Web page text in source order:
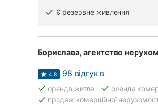
Чернігів
Черкаси
Чернівці
done Є резервне живлення
Борислава, агентство
4.8 98 відгуків
done оренда житла done оренда
done продаж комерційної